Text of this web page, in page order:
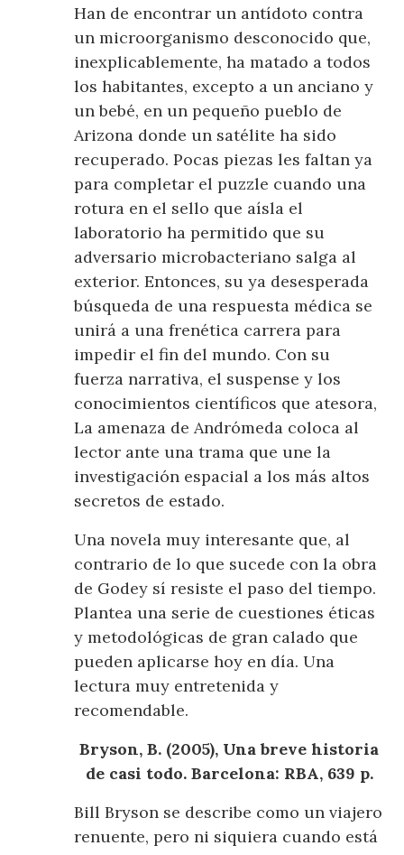
Han de encontrar un antídoto contra
un microorganismo desconocido que,
inexplicablemente, ha matado a todos
los habitantes, excepto a un anciano y
un bebé, en un pequeño pueblo de
Arizona donde un satélite ha sido
recuperado. Pocas piezas les faltan ya
para completar el puzzle cuando una
rotura en el sello que aísla el
laboratorio ha permitido que su
adversario microbacteriano salga al
exterior. Entonces, su ya desesperada
búsqueda de una respuesta médica se
unirá a una frenética carrera para
impedir el fin del mundo. Con su
fuerza narrativa, el suspense y los
conocimientos científicos que atesora,
La amenaza de Andrómeda coloca al
lector ante una trama que une la
investigación espacial a los más altos
secretos de estado.
Una novela muy interesante que, al
contrario de lo que sucede con la obra
de Godey sí resiste el paso del tiempo.
Plantea una serie de cuestiones éticas
y metodológicas de gran calado que
pueden aplicarse hoy en día. Una
lectura muy entretenida y
recomendable.
Bryson, B. (2005), Una breve historia
de casi todo. Barcelona: RBA, 639 p.
Bill Bryson se describe como un viajero
renuente, pero ni siquiera cuando está